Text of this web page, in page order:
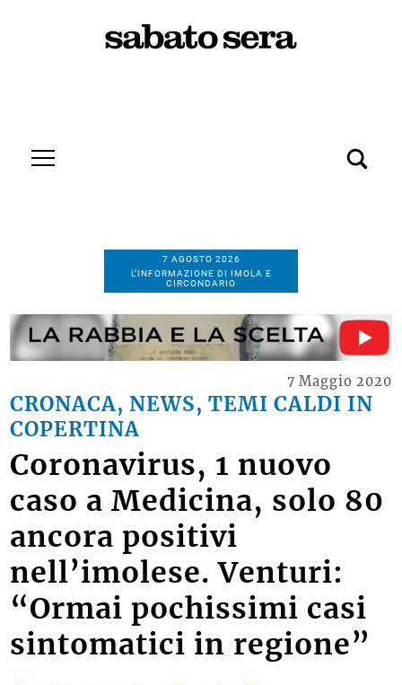
7 AGOSTO 2026
L’INFORMAZIONE DI IMOLA E
CIRCONDARIO
CRONACA, NEWS, TEMI CALDI IN
COPERTINA
7 Maggio 2020
Coronavirus, 1 nuovo
caso a Medicina, solo 80
ancora positivi
nell’imolese. Venturi:
“Ormai pochissimi casi
sintomatici in regione”